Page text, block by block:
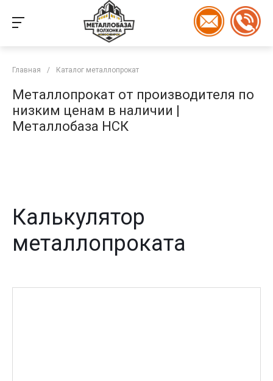
Главная / Каталог металлопрокат
Металлопрокат от производителя по
низким ценам в наличии |
Металлобаза НСК
Калькулятор
металлопроката